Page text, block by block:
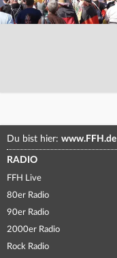
Du bist hier: www.FFH.de
RADIO
FFH Live
80er Radio
90er Radio
2000er Radio
Rock Radio